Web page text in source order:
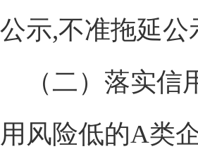
示,不准拖延
二）落实信用
风险低的A类